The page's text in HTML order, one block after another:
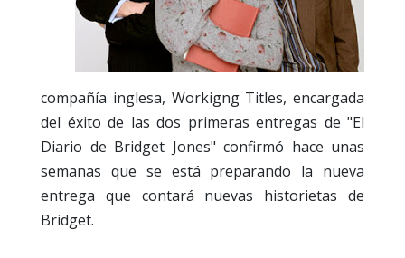
compañía inglesa, Workigng Titles, encargada
del éxito de las dos primeras entregas de "El
Diario de Bridget Jones" confirmó hace unas
semanas que se está preparando la nueva
entrega que contará nuevas historietas de
Bridget.